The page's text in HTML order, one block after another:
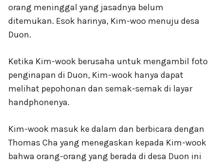
orang meninggal yang jasadnya belum
ditemukan. Esok harinya, Kim-woo menuju desa
Duon.
Ketika Kim-wook berusaha untuk mengambil foto
penginapan di Duon, Kim-wook hanya dapat
melihat pepohonan dan semak-semak di layar
handphonenya.
Kim-wook masuk ke dalam dan berbicara dengan
Thomas Cha yang menegaskan kepada Kim-wook
bahwa orang-orang yang berada di desa Duon ini